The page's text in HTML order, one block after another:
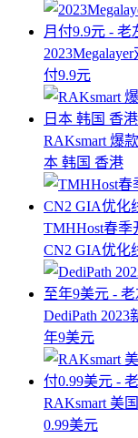
付9.9元
RAKsmart 爆
本 韩国 香港
TMHHost春季
CN2 GIA优化
DediPath
年9美元
RAKsmart 美
0.99美元